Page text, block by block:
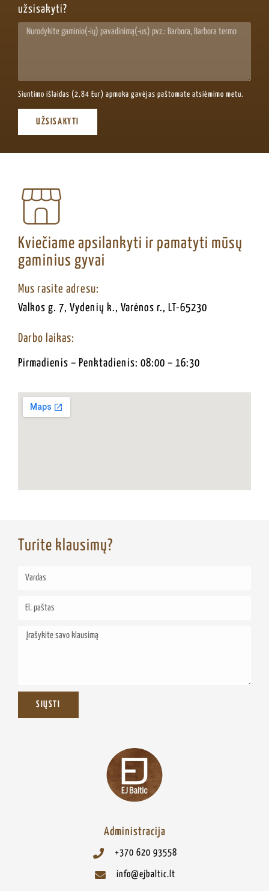
užsisakyti?
Siuntimo išlaidas (2,84 Eur) apmoka gavėjas paštomate atsiėmimo metu.
UŽSISAKYTI
Kviečiame apsilankyti ir pamatyti mūsų
gaminius gyvai
Mus rasite adresu:
Valkos g. 7, Vydenių k., Varėnos r., LT-65230
Darbo laikas:
Pirmadienis – Penktadienis: 08:00 – 16:30
Administracija
+370 620 93558
info@ejbaltic.lt
Turite klausimų?
SIŲSTI